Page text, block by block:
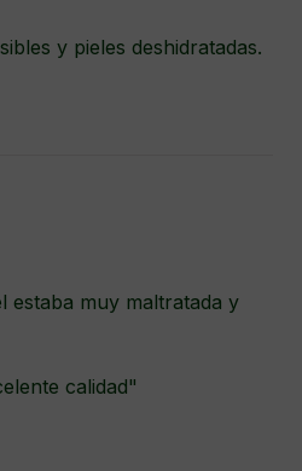
y pieles deshidratadas.
estaba muy maltratada y
calidad"